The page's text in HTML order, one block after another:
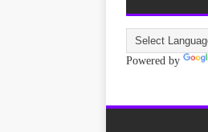
Powered by